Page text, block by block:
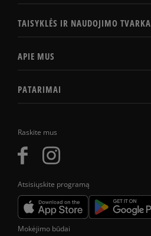
Raskite mus
Atsisiųskite programą
TAISYKLĖS IR NAUDOJIMO TVARKA
APIE MUS
PATARIMAI
Mokėjimo būdai